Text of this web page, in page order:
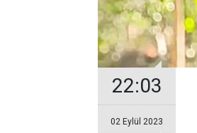
22:03
02 Eylül 2023